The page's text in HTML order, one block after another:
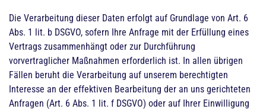
Die Verarbeitung dieser Daten erfolgt auf Grundlage von Art. 6
Abs. 1 lit. b DSGVO, sofern Ihre Anfrage mit der Erfüllung eines
Vertrags zusammenhängt oder zur Durchführung
vorvertraglicher Maßnahmen erforderlich ist. In allen übrigen
Fällen beruht die Verarbeitung auf unserem berechtigten
Interesse an der effektiven Bearbeitung der an uns gerichteten
Anfragen (Art. 6 Abs. 1 lit. f DSGVO) oder auf Ihrer Einwilligung